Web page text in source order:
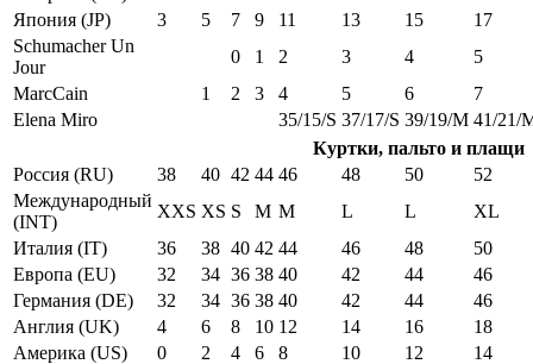
Япония (JP)
3 5 7 9 11 13 15
17
Schumacher Un
Jour
0 1 2 3 4
5
MarcCain
1 2 3 4 5 6
7
Elena Miro
35/15/S 37/17/S 39/19/M 41/21/
Куртки, пальто и плащи
Россия (RU)
38 40 42 44 46 48 50
52
Международный
(INT)
XXS XS S M M L L
XL
Италия (IT)
36 38 40 42 44 46 48
50
Европа (EU)
32 34 36 38 40 42 44
46
Германия (DE)
32 34 36 38 40 42 44
46
Англия (UK)
4 6 8 10 12 14 16
18
Америка (US)
0 2 4 6 8 10 12
14